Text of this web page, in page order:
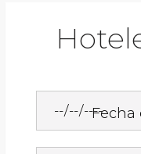
Fecha